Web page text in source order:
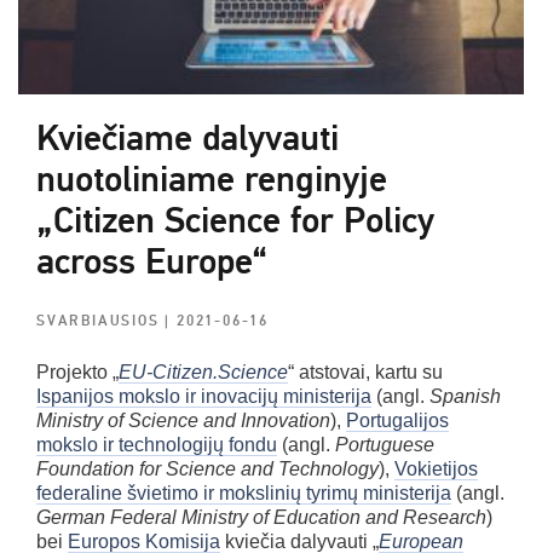
Kviečiame dalyvauti
nuotoliniame renginyje
„Citizen Science for Policy
across Europe“
SVARBIAUSIOS| 2021-06-16
Projekto „EU-Citizen.Science“ atstovai, kartu su
Ispanijos mokslo ir inovacijų ministerija (angl. Spanish
Ministry of Science and Innovation), Portugalijos
mokslo ir technologijų fondu (angl. Portuguese
Foundation for Science and Technology), Vokietijos
federaline švietimo ir mokslinių tyrimų ministerija (angl.
German Federal Ministry of Education and Research)
bei Europos Komisija kviečia dalyvauti „European